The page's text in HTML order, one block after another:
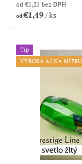
od €1,21 bez DPH
od€1,49/ ks
Tip
VÝROBA AJ NA MIERU